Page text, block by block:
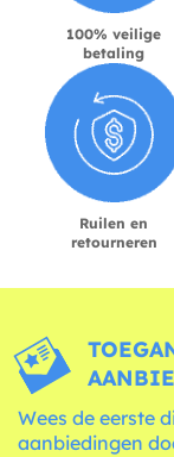
100% veilige
betaling
Ruilen en
retourneren
Wees de eerste
aanbiedingen